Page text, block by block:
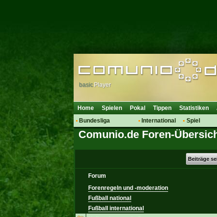
basic Player
Home Spielen Pokal Tippen Statistiken
Bundesliga
Hot News
Vereinsdiskussion
Vereinsfragen
International
Vereine
Spiel
Regeln &
Comunio.de Foren-
Beiträge
Forum
Forenregeln und -moderation
Fußball national
Fußball international